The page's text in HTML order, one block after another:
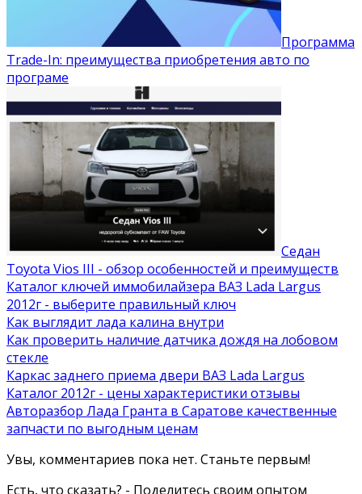
Программа
Trade-In: преимущества приобретения авто по
програме
Седан
Toyota Vios III - обзор особенностей и преимуществ
Каталог ключей иммобилайзера ВАЗ Lada Largus
2012г - выберите правильный ключ
Как выглядит лада калина внутри
Как проверить наличие датчика дождя на лобовом
стекле
Каркас заднего приема двери ВАЗ Lada Largus
Каталог 2012г - цены характеристики отзывы
Авторазбор Лада Гранта в Саратове качественные
запчасти по выгодным ценам
Увы, комментариев пока нет. Станьте первым!
Есть, что сказать? - Поделитесь своим опытом